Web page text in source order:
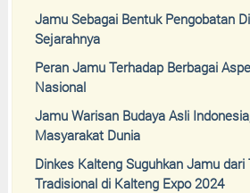
Jamu Sebagai Bentuk Pengobatan
Sejarahnya
Peran Jamu Terhadap Berbagai
Nasional
Jamu Warisan Budaya Asli
Masyarakat Dunia
Dinkes Kalteng Suguhkan Jamu dari
Tradisional di Kalteng Expo 2024